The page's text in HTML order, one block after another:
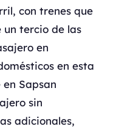
con trenes que
tercio de las
en
en esta
Sapsan
sin
adicionales,